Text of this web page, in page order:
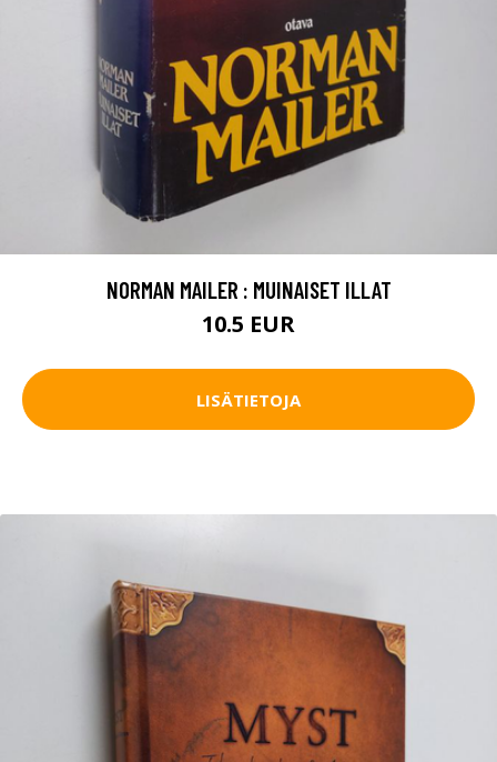
NORMAN MAILER : MUINAISET ILLAT
10.5 EUR
LISÄTIETOJA